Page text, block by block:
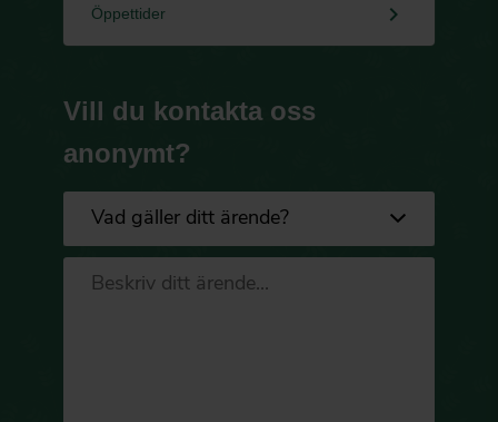
Öppettider keyboard_arrow_right
Vill du kontakta oss
anonymt?